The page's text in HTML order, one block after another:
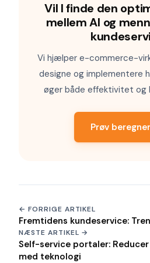
Vil I finde den
mellem AI og
Vi hjælper e-commerce-
designe og implementere
øger både effektivitet og
Prøv
← FORRIGE ARTIKEL
Fremtidens kundeservice:
NÆSTE ARTIKEL →
Self-service portaler:
med teknologi